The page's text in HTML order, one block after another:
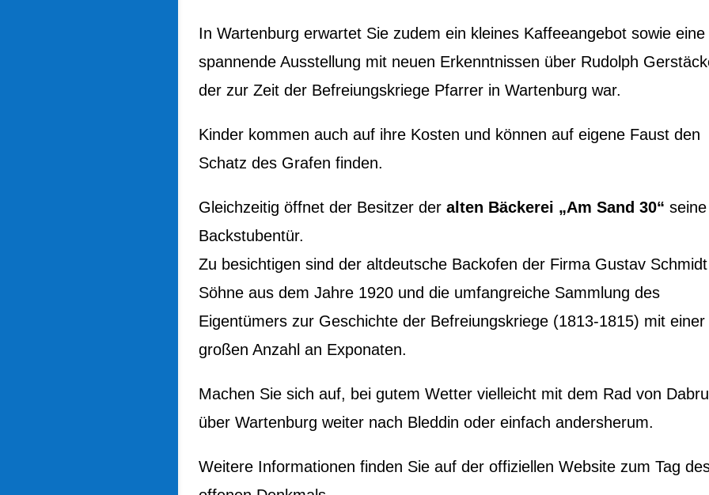
In Wartenburg erwartet Sie zudem ein kleines Kaffeeangebot sowie eine
spannende Ausstellung mit neuen Erkenntnissen über Rudolph
der zur Zeit der Befreiungskriege Pfarrer in Wartenburg war.
Kinder kommen auch auf ihre Kosten und können auf eigene Faust den
Schatz des Grafen finden.
Gleichzeitig öffnet der Besitzer deralten Bäckerei „Am Sand 30“ seine
Backstubentür.
Zu besichtigen sind der altdeutsche Backofen der Firma Gustav
Söhne aus dem Jahre 1920 und die umfangreiche Sammlung des
Eigentümers zur Geschichte der Befreiungskriege (1813-1815) mit einer
großen Anzahl an Exponaten.
Machen Sie sich auf, bei gutem Wetter vielleicht mit dem Rad von
über Wartenburg weiter nach Bleddin oder einfach andersherum.
Weitere Informationen finden Sie auf der offiziellen Website zum Tag